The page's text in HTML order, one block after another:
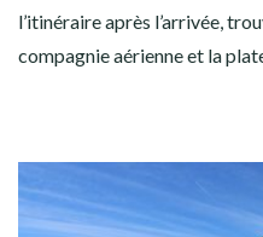
l’itinéraire après l’arrivée,
compagnie aérienne et la